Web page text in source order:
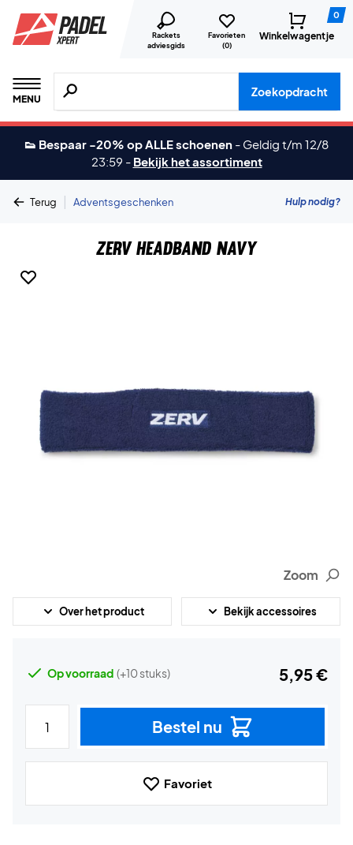
Rackets
adviesgids
Favorieten
(0)
0
Winkelwagentje
MENU
Zoeken naar producten, merken etc.
Zoekopdracht
👟 Bespaar -20% op ALLE schoenen - Geldig t/m 12/8
23:59 - Bekijk het assortiment
Terug | Adventsgeschenken Hulp nodig?
ZERV Headband Navy
Zoom
Over het product Bekijk accessoires
Op voorraad (+10 stuks) 5,95 €
Bestel nu
Favoriet